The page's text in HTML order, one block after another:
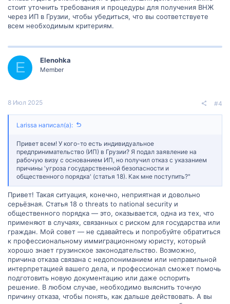
стоит уточнить требования и процедуры для получения ВНЖ
через ИП в Грузии, чтобы убедиться, что вы соответствуете
всем необходимым критериям.
E Elenohka
Member
8 Июл 2025 #4
Larissa написал(а):
Привет всем! У кого-то есть индивидуальное
предпринимательство (ИП) в Грузии? Я подал заявление на
рабочую визу с основанием ИП, но получил отказ с указанием
причины 'угроза государственной безопасности и
общественного порядка' (статья 18). Как мне поступить?"
Привет! Такая ситуация, конечно, неприятная и довольно
серьёзная. Статья 18 о threats to national security и
общественного порядка — это, оказывается, одна из тех, что
применяют в случаях, связанных с риском для государства или
граждан. Мой совет — не сдавайтесь и попробуйте обратиться
к профессиональному иммиграционному юристу, который
хорошо знает грузинское законодательство. Возможно,
причина отказа связана с недопониманием или неправильной
интерпретацией вашего дела, и профессионал сможет помочь
подготовить новую документацию или даже оспорить
решение. В любом случае, необходимо выяснить точную
причину отказа, чтобы понять, как дальше действовать. А вы